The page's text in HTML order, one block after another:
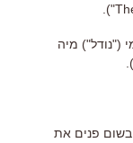
("נודל") מיה
פנים את